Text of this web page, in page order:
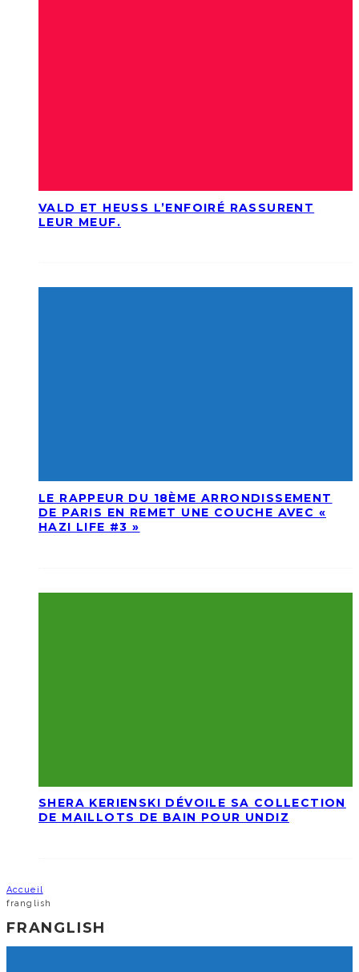
VALD ET HEUSS L’ENFOIRÉ RASSURENT
LEUR MEUF.
LE RAPPEUR DU 18ÈME ARRONDISSEMENT
DE PARIS EN REMET UNE COUCHE AVEC «
HAZI LIFE #3 »
SHERA KERIENSKI DÉVOILE SA COLLECTION
DE MAILLOTS DE BAIN POUR UNDIZ
Accueil
franglish
FRANGLISH